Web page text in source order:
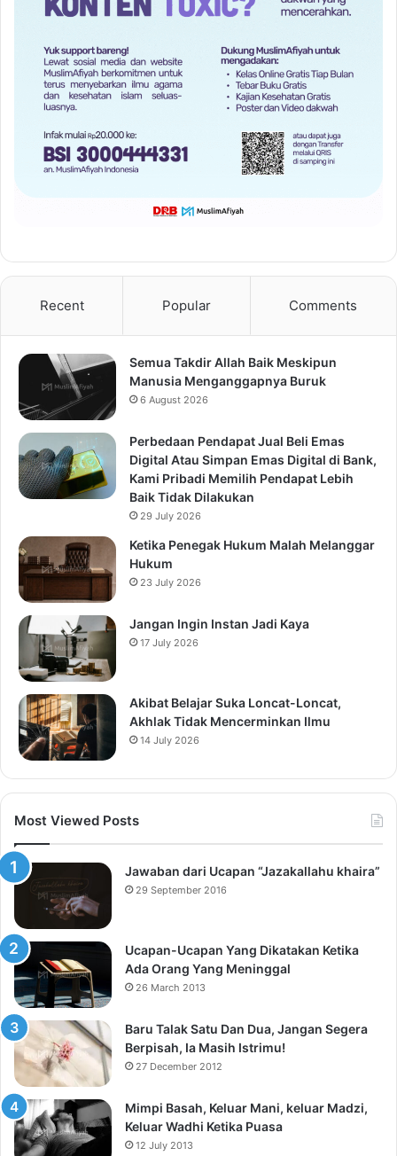
Recent Popular Comments
Semua Takdir Allah Baik Meskipun
Manusia Menganggapnya Buruk
6 August 2026
Perbedaan Pendapat Jual Beli Emas
Digital Atau Simpan Emas Digital di Bank,
Kami Pribadi Memilih Pendapat Lebih
Baik Tidak Dilakukan
29 July 2026
Ketika Penegak Hukum Malah Melanggar
Hukum
23 July 2026
Jangan Ingin Instan Jadi Kaya
17 July 2026
Akibat Belajar Suka Loncat-Loncat,
Akhlak Tidak Mencerminkan Ilmu
14 July 2026
Most Viewed Posts
Jawaban dari Ucapan “Jazakallahu khaira”
29 September 2016
Ucapan-Ucapan Yang Dikatakan Ketika
Ada Orang Yang Meninggal
26 March 2013
Baru Talak Satu Dan Dua, Jangan Segera
Berpisah, Ia Masih Istrimu!
27 December 2012
Mimpi Basah, Keluar Mani, keluar Madzi,
Keluar Wadhi Ketika Puasa
12 July 2013